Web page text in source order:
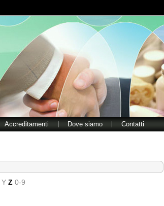
Accreditamenti Dove siamo Contatti
Y Z 0-9